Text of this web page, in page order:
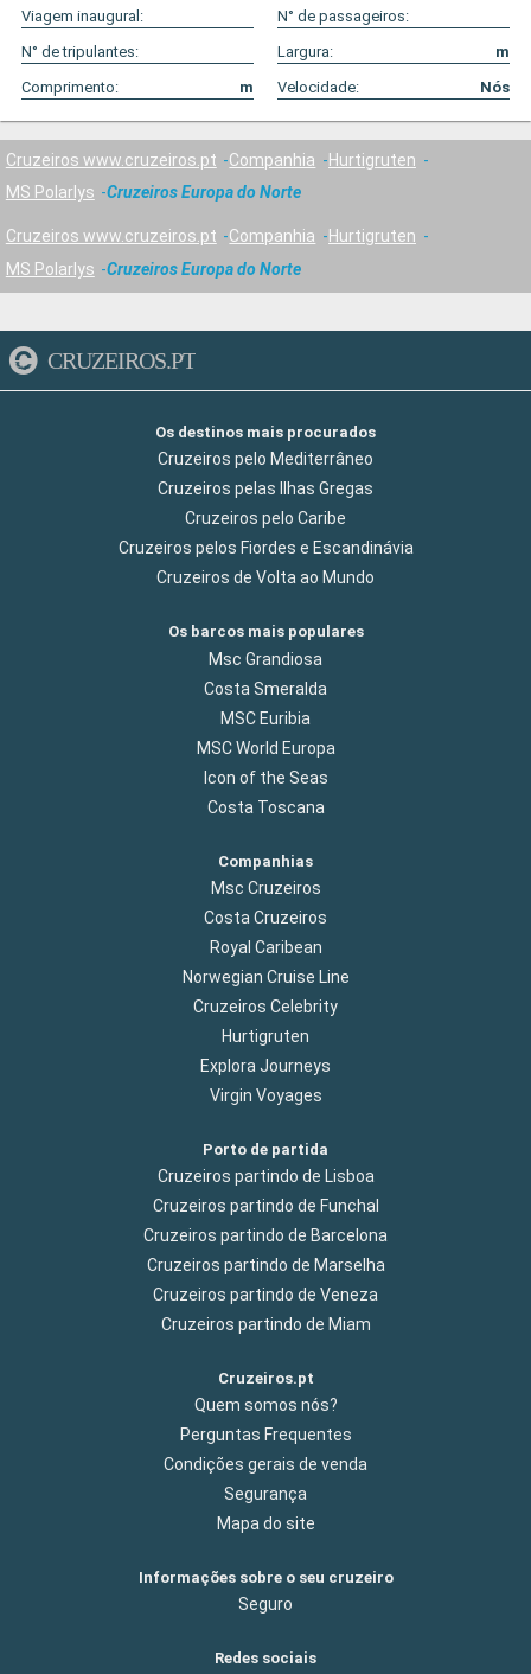
Viagem inaugural:
N° de passageiros:
N° de tripulantes:
Largura:
m
Comprimento:
m Velocidade: Nós
Cruzeiros www.cruzeiros.pt Companhia
Hurtigruten
MS Polarlys
Cruzeiros Europa do Norte
Cruzeiros www.cruzeiros.pt Companhia
Hurtigruten
MS Polarlys
Cruzeiros Europa do Norte
CRUZEIROS.PT
Os destinos mais procurados
Cruzeiros pelo Mediterrâneo
Cruzeiros pelas Ilhas Gregas
Cruzeiros pelo Caribe
Cruzeiros pelos Fiordes e Escandinávia
Cruzeiros de Volta ao Mundo
Os barcos mais populares
Msc Grandiosa
Costa Smeralda
MSC Euribia
MSC World Europa
Icon of the Seas
Costa Toscana
Companhias
Msc Cruzeiros
Costa Cruzeiros
Royal Caribean
Norwegian Cruise Line
Cruzeiros Celebrity
Hurtigruten
Explora Journeys
Virgin Voyages
Porto de partida
Cruzeiros partindo de Lisboa
Cruzeiros partindo de Funchal
Cruzeiros partindo de Barcelona
Cruzeiros partindo de Marselha
Cruzeiros partindo de Veneza
Cruzeiros partindo de Miam
Cruzeiros.pt
Quem somos nós?
Perguntas Frequentes
Condições gerais de venda
Segurança
Mapa do site
Informações sobre o seu cruzeiro
Seguro
Redes sociais